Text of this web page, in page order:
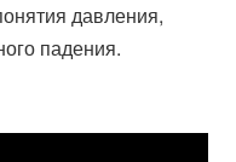
давления,
падения.